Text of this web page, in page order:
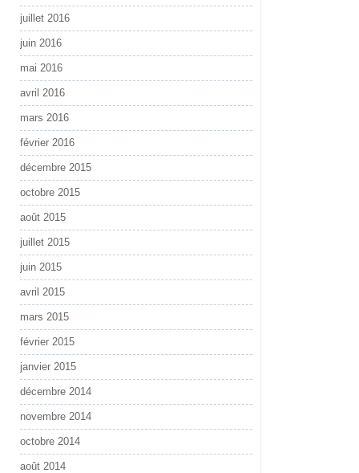
juillet 2016
juin 2016
mai 2016
avril 2016
mars 2016
février 2016
décembre 2015
octobre 2015
août 2015
juillet 2015
juin 2015
avril 2015
mars 2015
février 2015
janvier 2015
décembre 2014
novembre 2014
octobre 2014
août 2014